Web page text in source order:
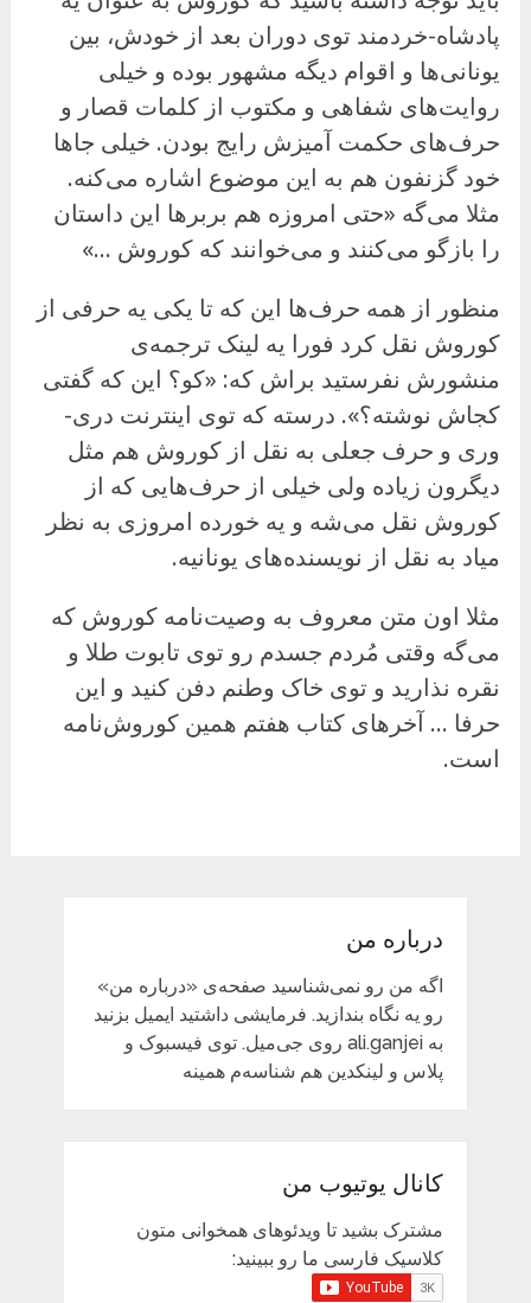
پادشاه-خردمند توی دوران بعد از خودش، بین
یونانی‌ها و اقوام دیگه مشهور بوده و خیلی
روایت‌های شفاهی و مکتوب از کلمات قصار و
حرف‌های حکمت آمیزش رایج بودن. خیلی جاها
خود گزنفون هم به این موضوع اشاره می‌کنه.
مثلا می‌گه «حتی امروزه هم بربرها این داستان
را بازگو می‌کنند و می‌خوانند که کوروش …»
منظور از همه حرف‌ها این که تا یکی یه حرفی از
کوروش نقل کرد فورا یه لینک ترجمه‌ی
منشورش نفرستید براش که: «کو؟ این که گفتی
کجاش نوشته؟». درسته که توی اینترنت دری-
وری و حرف جعلی به نقل از کوروش هم مثل
دیگرون زیاده ولی خیلی از حرف‌هایی که از
کوروش نقل می‌شه و یه خورده امروزی به نظر
میاد به نقل از نویسنده‌های یونانیه.
مثلا اون متن معروف به وصیت‌نامه کوروش که
می‌گه وقتی مُردم جسدم رو توی تابوت طلا و
نقره نذارید و توی خاک وطنم دفن کنید و این
حرفا … آخرهای کتاب هفتم همین کوروش‌نامه
است.
درباره من
اگه من رو نمی‌شناسید صفحه‌ی «درباره من»
رو یه نگاه بندازید. فرمایشی داشتید ایمیل بزنید
به ali.ganjei روی جی‌میل. توی فیسبوک و
پلاس و لینکدین هم شناسه‌م همینه
کانال یوتیوب من
مشترک بشید تا ویدئوهای همخوانی متون
کلاسیک فارسی ما رو ببینید: